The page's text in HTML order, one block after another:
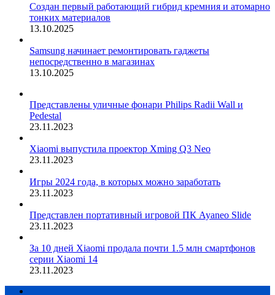
Создан первый работающий гибрид кремния и атомарно
тонких материалов
13.10.2025
Samsung начинает ремонтировать гаджеты
непосредственно в магазинах
13.10.2025
Представлены уличные фонари Philips Radii Wall и
Pedestal
23.11.2023
Xiaomi выпустила проектор Xming Q3 Neo
23.11.2023
Игры 2024 года, в которых можно заработать
23.11.2023
Представлен портативный игровой ПК Ayaneo Slide
23.11.2023
За 10 дней Xiaomi продала почти 1.5 млн смартфонов
серии Xiaomi 14
23.11.2023